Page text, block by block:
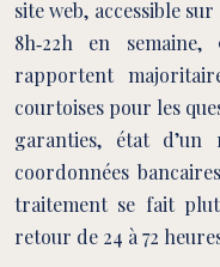
site web, accessible
8h‑22h en semaine,
rapportent
courtoises pour les
garanties, état d’un
coordonnées
traitement se fait
retour de 24 à 72